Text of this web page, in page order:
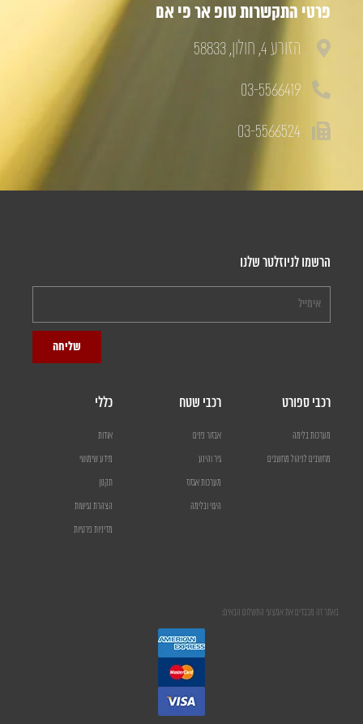
פרטי התקשרות טופ אר פי אם
הזורע 4, חולון, 58833
03-5566419
03-5566524
הרשמו לניוזלטר שלנו
שליחה
רכבי ספורט
מערכות בלימה
מחשבים לניהול מחשבים
רכבי שטח
אבזור פנים
גיר והינע
מערכות אגזוז
היגוי ובלימה
כללי
אודות
מידע שימושי
תקנון
הצהרת נגישות
מדיניות פרטיות
באתר זה מכבדים את אמצעי התשלום הבאים: